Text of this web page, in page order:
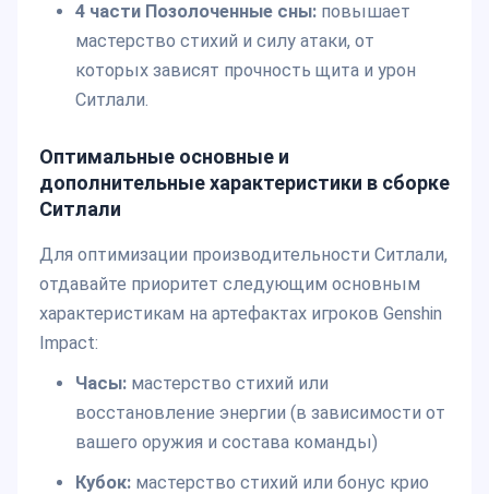
4 части Позолоченные сны: повышает
мастерство стихий и силу атаки, от
которых зависят прочность щита и урон
Ситлали.
Оптимальные основные и
дополнительные характеристики в сборке
Ситлали
Для оптимизации производительности Ситлали,
отдавайте приоритет следующим основным
характеристикам на артефактах игроков Genshin
Impact:
Часы:мастерство стихий или
восстановление энергии (в зависимости от
вашего оружия и состава команды)
Кубок:мастерство стихий или бонус крио